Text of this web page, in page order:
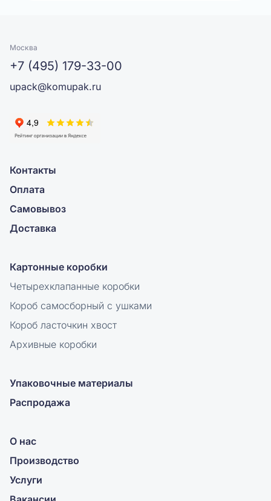
Москва
+7 (495) 179-33-00
upack@komupak.ru
Контакты
Оплата
Самовывоз
Доставка
Картонные коробки
Четырехклапанные коробки
Короб самосборный с ушками
Короб ласточкин хвост
Архивные коробки
Упаковочные материалы
Распродажа
О нас
Производство
Услуги